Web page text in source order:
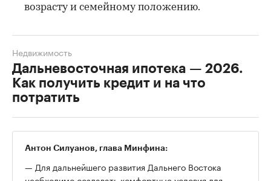
возрасту и семейному положению.
00:00 / 00:00
Дальневосточная ипотека — 2026.
Как получить кредит и на что
потратить
Недвижимость
Антон Силуанов, глава Минфина:
— Для дальнейшего развития Дальнего Востока